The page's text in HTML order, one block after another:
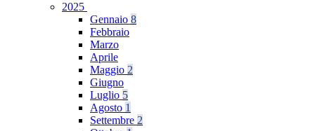
2025
Gennaio 8
Febbraio
Marzo
Aprile
Maggio 2
Giugno
Luglio 5
Agosto 1
Settembre 2